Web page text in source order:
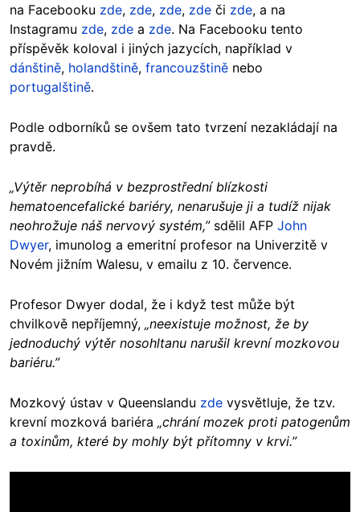
na Facebooku zde, zde, zde, zde či zde, a na
Instagramu zde, zde a zde. Na Facebooku tento
příspěvěk koloval i jiných jazycích, například v
dánštině, holandštině, francouzštině nebo
portugalštině.
Podle odborníků se ovšem tato tvrzení nezakládají na
pravdě.
„Výtěr neprobíhá v bezprostřední blízkosti
hematoencefalické bariéry, nenarušuje ji a tudíž nijak
neohrožuje náš nervový systém,”sdělil AFP John
Dwyer, imunolog a emeritní profesor na Univerzitě v
Novém jižním Walesu, v emailu z 10. července.
Profesor Dwyer dodal, že i když test může být
chvilkově nepříjemný, „neexistuje možnost, že by
jednoduchý výtěr nosohltanu narušil krevní mozkovou
bariéru.”
Mozkový ústav v Queenslandu zde vysvětluje, že tzv.
krevní mozková bariéra „chrání mozek proti patogenům
a toxinům, které by mohly být přítomny v krvi.”